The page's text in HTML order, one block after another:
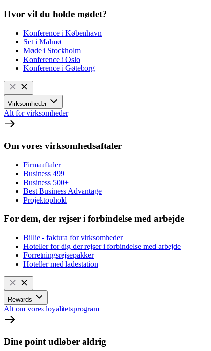
Hvor vil du holde mødet?
Konference i København
Set i Malmø
Møde i Stockholm
Konference i Oslo
Konference i Gøteborg
Virksomheder
Alt for virksomheder
Om vores virksomhedsaftaler
Firmaaftaler
Business 499
Business 500+
Best Business Advantage
Projektophold
For dem, der rejser i forbindelse med arbejde
Billie - faktura for virksomheder
Hoteller for dig der rejser i forbindelse med arbejde
Forretningsrejsepakker
Hoteller med ladestation
Rewards
Alt om vores loyalitetsprogram
Dine point udløber aldrig